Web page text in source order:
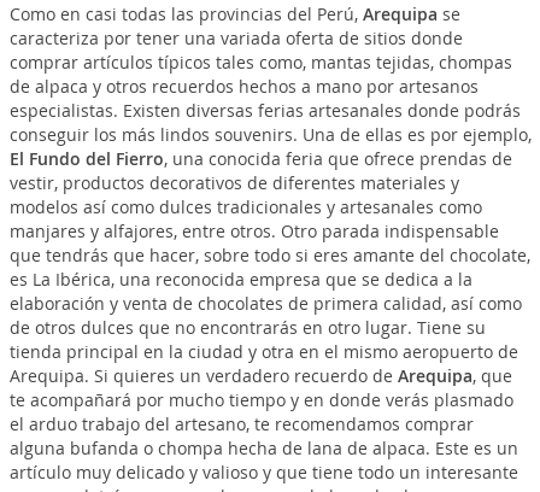
Como en casi todas las provincias del Perú, Arequipa se
caracteriza por tener una variada oferta de sitios donde
comprar artículos típicos tales como, mantas tejidas, chompas
de alpaca y otros recuerdos hechos a mano por artesanos
especialistas. Existen diversas ferias artesanales donde podrás
conseguir los más lindos souvenirs. Una de ellas es por ejemplo,
El Fundo del Fierro, una conocida feria que ofrece prendas de
vestir, productos decorativos de diferentes materiales y
modelos así como dulces tradicionales y artesanales como
manjares y alfajores, entre otros. Otro parada indispensable
que tendrás que hacer, sobre todo si eres amante del chocolate,
es La Ibérica, una reconocida empresa que se dedica a la
elaboración y venta de chocolates de primera calidad, así como
de otros dulces que no encontrarás en otro lugar. Tiene su
tienda principal en la ciudad y otra en el mismo aeropuerto de
Arequipa. Si quieres un verdadero recuerdo de Arequipa, que
te acompañará por mucho tiempo y en donde verás plasmado
el arduo trabajo del artesano, te recomendamos comprar
alguna bufanda o chompa hecha de lana de alpaca. Este es un
artículo muy delicado y valioso y que tiene todo un interesante